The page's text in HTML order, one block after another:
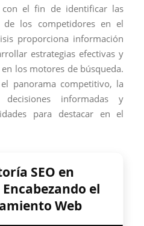
el fin de identificar las
de los competidores en el
proporciona información
estrategias efectivas y
los motores de búsqueda.
panorama competitivo, la
informadas y
para destacar en el
SEO en
el
Web